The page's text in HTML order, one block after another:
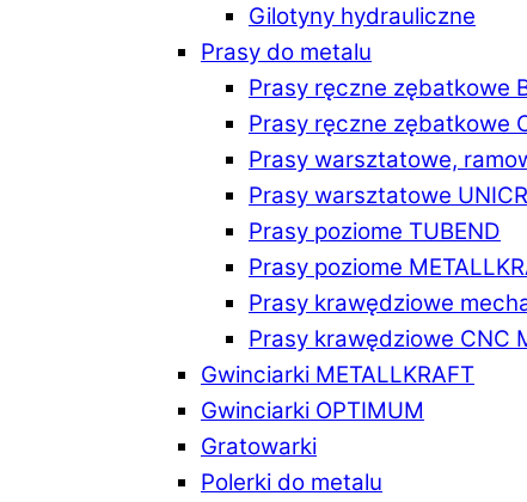
Gilotyny hydrauliczne
Prasy do metalu
Prasy ręczne zębatkowe
Prasy ręczne zębatkowe
Prasy warsztatowe,
Prasy warsztatowe
Prasy poziome TUBEND
Prasy poziome
Prasy krawędziowe
Prasy krawędziowe CNC
Gwinciarki METALLKRAFT
Gwinciarki OPTIMUM
Gratowarki
Polerki do metalu